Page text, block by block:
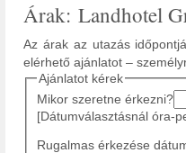
Árak: Landhotel
Az árak az utazás
elérhető ajánlatot –
Ajánlatot kérek
Mikor szeretne érkezni?
[Dátumválasztásnál óra-
Rugalmas érkezése